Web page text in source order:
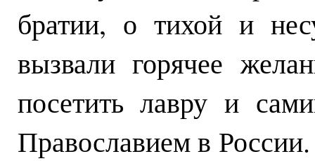
братии, о тихой и
вызвали горячее
посетить лавру и
Православием в